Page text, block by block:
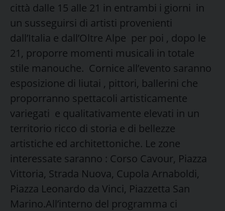
città dalle 15 alle 21 in entrambi i giorni in
un susseguirsi di artisti provenienti
dall’Italia e dall’Oltre Alpe per poi , dopo le
21, proporre momenti musicali in totale
stile manouche. Cornice all’evento saranno
esposizione di liutai , pittori, ballerini che
proporranno spettacoli artisticamente
variegati e qualitativamente elevati in un
territorio ricco di storia e di bellezze
artistiche ed architettoniche. Le zone
interessate saranno : Corso Cavour, Piazza
Vittoria, Strada Nuova, Cupola Arnaboldi,
Piazza Leonardo da Vinci, Piazzetta San
Marino.All’interno del programma ci